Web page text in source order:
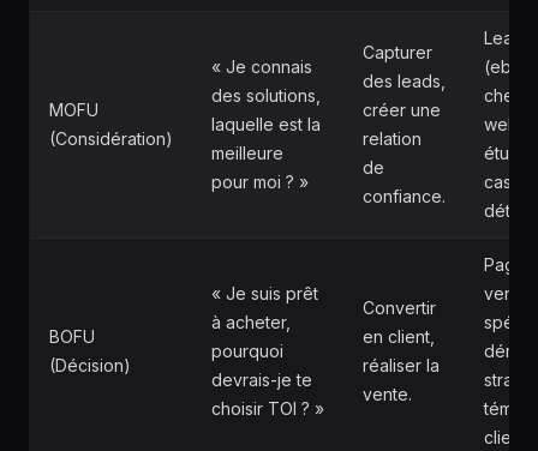
MOFU
(Considération)
« Je connais
des solutions,
laquelle est la
meilleure
pour moi ? »
Capturer
des leads,
créer une
relation
de
confiance.
Lead
cas,
BOFU
(Décision)
« Je suis prêt
à acheter,
pourquoi
devrais-je te
choisir TOI ? »
Convertir
en client,
réaliser la
vente.
Page
clients.